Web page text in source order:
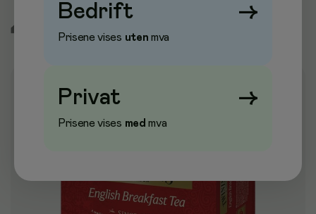
Bedrift →
Prisene vises uten mva
Privat →
Prisene vises med mva